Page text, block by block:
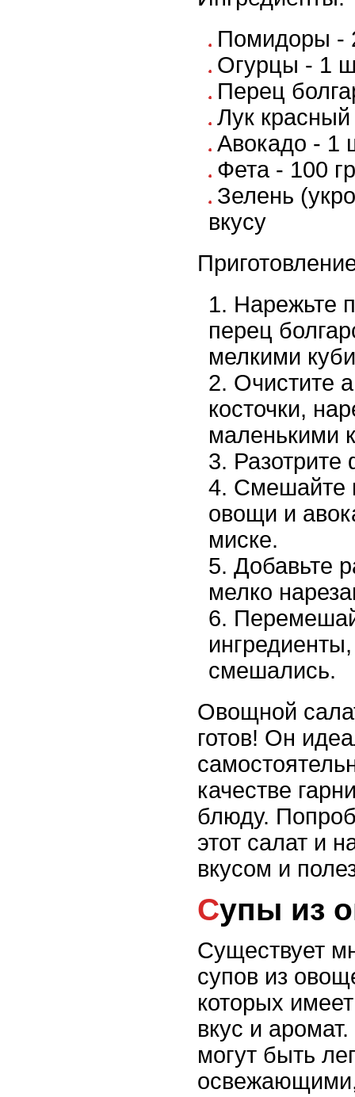
Помидоры -
Огурцы - 1
Перец
Лук
Авокадо - 1
Фета - 100
Зелень
вкусу
Нарежьте
перец
мелкими
Очистите
косточки,
маленькими
Разотрите
Смешайте
овощи и
миске.
Добавьте
мелко
смешались.
Овощной
готов! Он
качестве
блюду.
этот салат и
вкусом и
Супы из
Существует
супов из
которых
вкус и
могут быть